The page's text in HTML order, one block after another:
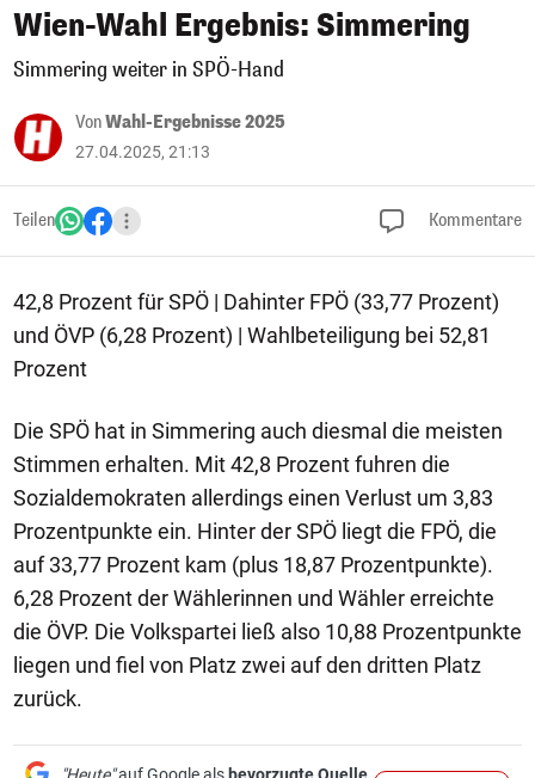
Wien-Wahl Ergebnis: Simmering
Simmering weiter in SPÖ-Hand
VonWahl-Ergebnisse 2025
27.04.2025, 21:13
Teilen Kommentare
42,8 Prozent für SPÖ | Dahinter FPÖ (33,77 Prozent)
und ÖVP (6,28 Prozent) | Wahlbeteiligung bei 52,81
Prozent
Die SPÖ hat in Simmering auch diesmal die meisten
Stimmen erhalten. Mit 42,8 Prozent fuhren die
Sozialdemokraten allerdings einen Verlust um 3,83
Prozentpunkte ein. Hinter der SPÖ liegt die FPÖ, die
auf 33,77 Prozent kam (plus 18,87 Prozentpunkte).
6,28 Prozent der Wählerinnen und Wähler erreichte
die ÖVP. Die Volkspartei ließ also 10,88 Prozentpunkte
liegen und fiel von Platz zwei auf den dritten Platz
zurück.